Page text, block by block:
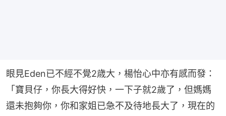
眼見Eden已不經不覺2歳大，楊怡心中亦有感而發：
「寶貝仔，你長大得好快，一下子就2歲了，但媽媽
還未抱夠你，你和家姐已急不及待地長大了，現在的